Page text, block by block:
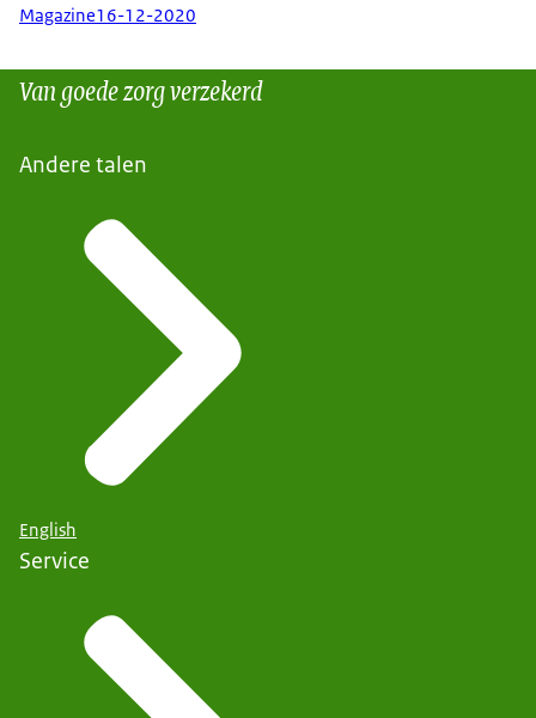
Magazine16-12-2020
Van goede zorg verzekerd
Andere talen
English
Service